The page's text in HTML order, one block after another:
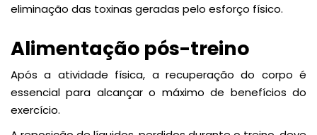
eliminação das toxinas geradas pelo esforço físico.
Alimentação pós-treino
Após a atividade física, a recuperação do corpo é
essencial para alcançar o máximo de benefícios do
exercício.